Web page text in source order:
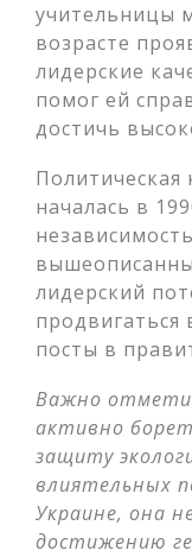
учительницы
возрасте
лидерские
помог ей
достичь
началась в
лидерский
продвигаться
посты в
Важно
активно
защиту
влиятельных
Украине, она
достижению